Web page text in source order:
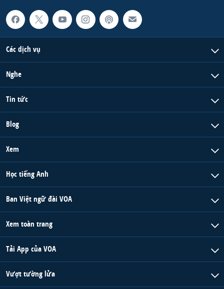
Các dịch vụ
Nghe
Tin tức
Blog
Xem
Học tiếng Anh
Ban Việt ngữ đài VOA
Xem toàn trang
Tải App của VOA
Vượt tường lửa